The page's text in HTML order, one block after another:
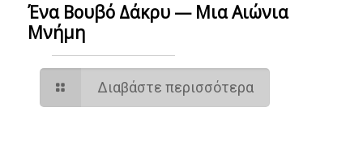
Ένα Βουβό Δάκρυ — Μια Αιώνια
Μνήμη
Διαβάστε περισσότερα